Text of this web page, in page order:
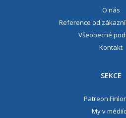
O nás
Reference od
Všeobecné
Kontakt
SEKCE
Patreon
My v